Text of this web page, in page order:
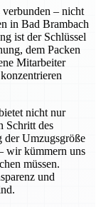
– nicht
in Bad Brambach
ist der Schlüssel
dem Packen
Mitarbeiter
nicht nur
Schritt des
der Umzugsgröße
wir kümmern uns
müssen.
und